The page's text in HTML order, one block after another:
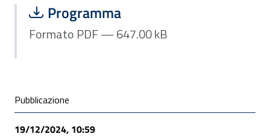
Scarica file:
Programma
Formato PDF — Dimensione 647.00 kB
Formato PDF — 647.00 kB
Condivisione social
Pubblicazione
19/12/2024, 10:59